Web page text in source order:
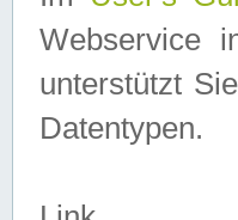
Webservice
unterstützt
Datentypen.